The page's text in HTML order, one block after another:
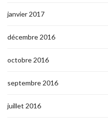
janvier 2017
décembre 2016
octobre 2016
septembre 2016
juillet 2016